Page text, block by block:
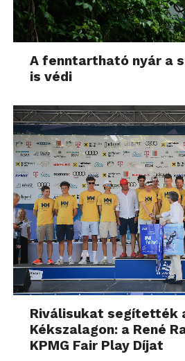
A fenntartható nyár a
is védi
Riválisukat segítették
Kékszalagon: a René
KPMG Fair Play Díjat